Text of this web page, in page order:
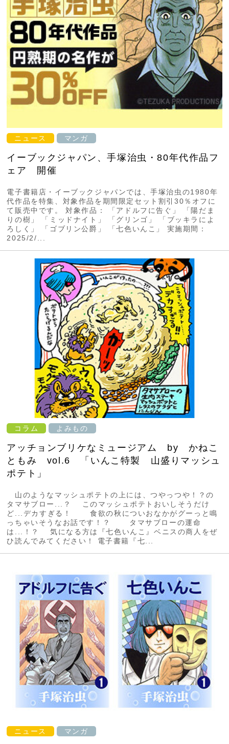
ニュース マンガ
イーブックジャパン、手塚治虫・80年代作品フ
ェア 開催
電子書籍店・イーブックジャパンでは、手塚治虫の1980年
代作品を特集、対象作品を期間限定セット割引30％オフに
て販売中です。 対象作品： 「アドルフに告ぐ」 「陽だま
りの樹」 「ミッドナイト」 「グリンゴ」 「ブッキラによ
ろしく」 「ゴブリン公爵」 「七色いんこ」 実施期間：
2025/2/...
コラム よみもの
アッチョンブリケなミュージアム by かねこ
ともみ vol.6 「いんこ特製 山盛りマッシュ
ポテト」
山のようなマッシュポテトの上には、つやっつや！？の
タマサブロー...？ このマッシュポテトおいしそうだけ
ど...デカすぎる！ 食欲の秋についおなかがグーっと鳴
っちゃいそうなお話です！？ タマサブローの運命
は...！？ 気になる方は『七色いんこ』ベニスの商人をぜ
ひ読んでみてください！ 電子書籍『七...
ニュース マンガ